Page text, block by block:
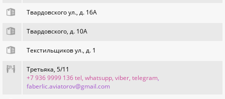
Твардовского ул., д. 16А
Твардовского, д. 10А
Текстильщиков ул., д. 1
Третьяка, 5/11
+7 936 9999 136 tel, whatsupp, viber, telegram,
faberlic.aviatorov@gmail.com